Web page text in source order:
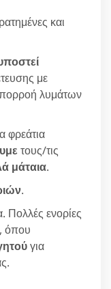
και
με
λυμάτων
φρεάτια
τους/τις
μάταια.
.
Πολλές ενορίες
όπου
για